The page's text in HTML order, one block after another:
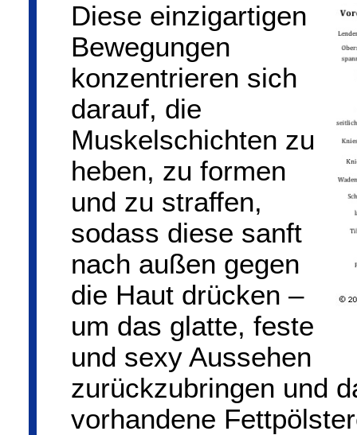
Diese einzigartigen
Bewegungen
konzentrieren sich
darauf, die
Muskelschichten zu
heben, zu formen
und zu straffen,
sodass diese sanft
nach außen gegen
die Haut drücken –
um das glatte, feste
und sexy Aussehen
zurückzubringen und
vorhandene